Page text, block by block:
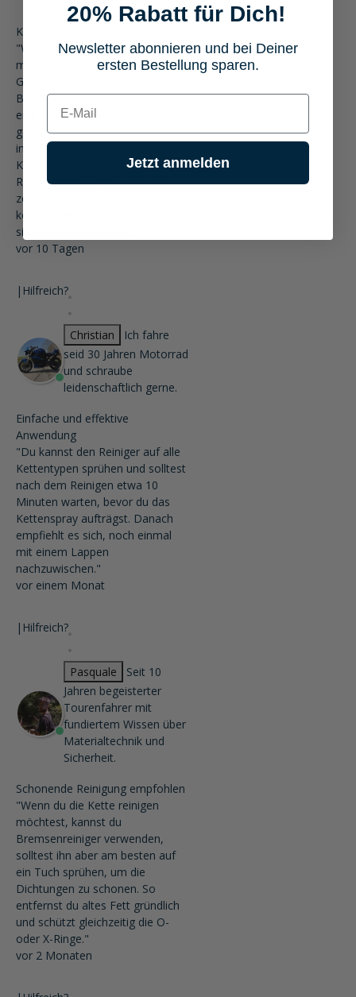
Kette richtig prüfen
"Wenn du bei einem Motorrad
mit Kettenantrieb gelegentlich
Geräusche und Vibrationen am
Bremspedal bemerkst, kann auch
eine verschlissene oder ungleich
gespannte Kette als Ursache
infrage kommen. Prüfe die
Kettenspannung und
Radausrichtung bzw. lass das
zeitnah in der Werkstatt
kontrollieren, da es
sicherheitsrelevant ist."
vor 10 Tagen
| Hilfreich?
Christian
Ich fahre
seid 30 Jahren Motorrad
und schraube
leidenschaftlich gerne.
Einfache und effektive
Anwendung
"Du kannst den Reiniger auf alle
Kettentypen sprühen und solltest
nach dem Reinigen etwa 10
Minuten warten, bevor du das
Kettenspray aufträgst. Danach
empfiehlt es sich, noch einmal
mit einem Lappen
nachzuwischen."
vor einem Monat
| Hilfreich?
Pasquale
Seit 10
Jahren begeisterter
Tourenfahrer mit
fundiertem Wissen über
Materialtechnik und
Sicherheit.
Schonende Reinigung empfohlen
"Wenn du die Kette reinigen
möchtest, kannst du
Bremsenreiniger verwenden,
solltest ihn aber am besten auf
ein Tuch sprühen, um die
Dichtungen zu schonen. So
entfernst du altes Fett gründlich
und schützt gleichzeitig die O-
oder X-Ringe."
vor 2 Monaten
20% Rabatt für Dich!
Newsletter abonnieren und bei Deiner
ersten Bestellung sparen.
E-mail
Jetzt anmelden